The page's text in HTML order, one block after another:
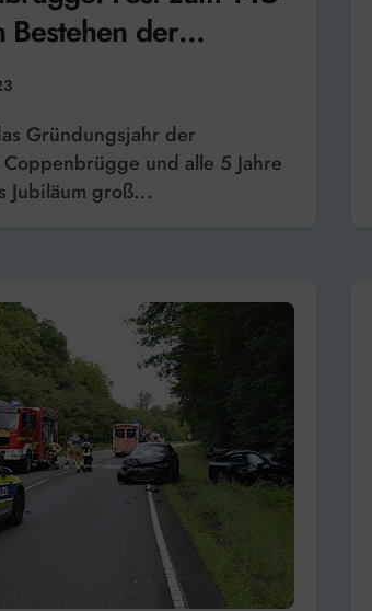
Bestehen der
Feuerwehr
und alle 5 Jahre
Jubiläum groß...